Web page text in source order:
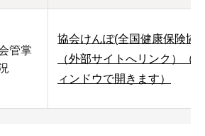
管掌
協会けんぽ(全国健康保険協
（外部サイトへリンク）（
ィンドウで開きます）